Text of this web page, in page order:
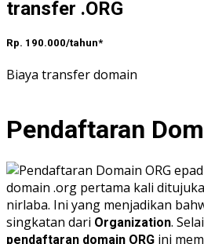
transfer .ORG
Rp. 190.000/tahun*
Biaya transfer domain
Pendaftaran
domain .org pertama kali
nirlaba. Ini yang menjadikan
singkatan dari Organization.
pendaftaran domain ORG ini